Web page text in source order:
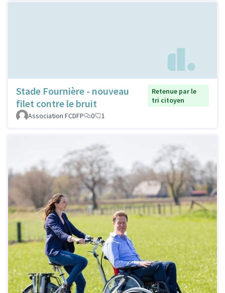
Stade Fournière - nouveau
filet contre le bruit
Retenue par le
tri citoyen
Association FCDFP
0 1